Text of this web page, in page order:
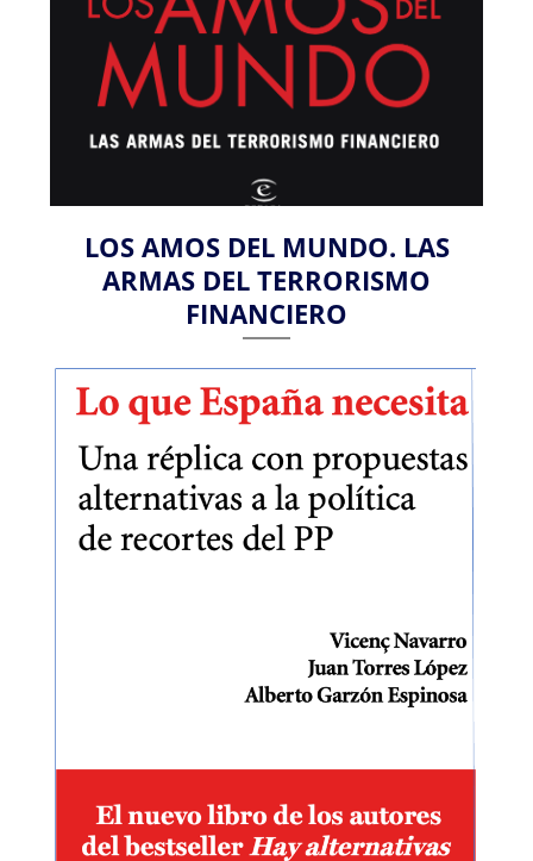
LOS AMOS DEL MUNDO. LAS
ARMAS DEL TERRORISMO
FINANCIERO